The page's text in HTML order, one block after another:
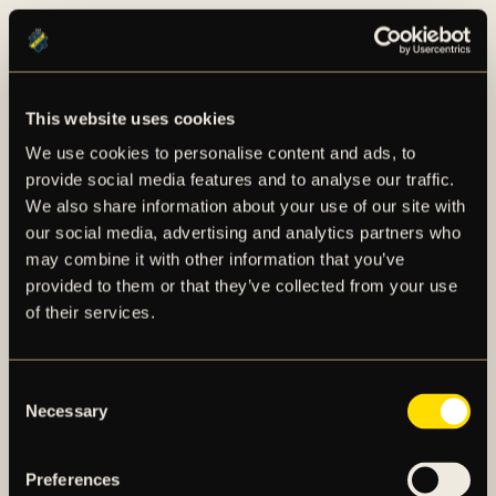
This website uses cookies
We use cookies to personalise content and ads, to
provide social media features and to analyse our traffic.
We also share information about your use of our site with
our social media, advertising and analytics partners who
may combine it with other information that you’ve
provided to them or that they’ve collected from your use
of their services.
Selection
Necessary
Preferences
Thomas Berntsen tillträdde den 1 maj som
sportchef för herrlaget. Andreas Brännström fick
den 2 juli. Per samma datum tillträdde Henning
Berg som ny chefstränare.
Den 17 juni beviljades AIK Fotboll ett lån på 10
MSEK från den ekonomiska föreningen Den
Svarta Massan. Lånet upptogs i syfte att ge
handlingsutrymme under sommarens
transferfönster.
AIK Fotboll har per 31 mars 2023 fastställt nya
intäktsmålet på minst 250 MSEK rullande ej
finansiering av verksamhet och samtliga låneförfall